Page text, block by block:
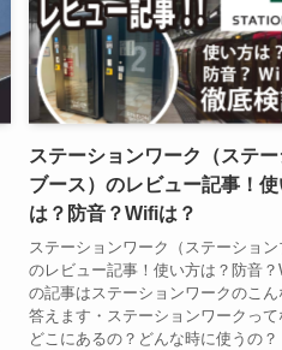
ステーションワーク（ステ
ブース）のレビュー記事！
は？防音？Wifiは？
ステーションワーク（ステーション
のレビュー記事！使い方は？防音？
の記事はステーションワークのこん
答えます・ステーションワークって
どこにあるの？どんな時に使うの